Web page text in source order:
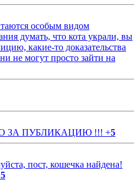
особым видом
думать, что кота украли, вы
какие-то доказательства
не могут просто зайти на
ЗА ПУБЛИКАЦИЮ !!! +5
пост, кошечка найдена!
5